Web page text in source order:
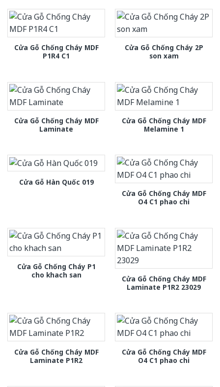
Cửa Gỗ Chống Cháy MDF
P1R4 C1
Cửa Gỗ Chống Cháy 2P
son xam
Cửa Gỗ Chống Cháy MDF
Laminate
Cửa Gỗ Chống Cháy MDF
Melamine 1
Cửa Gỗ Hàn Quốc 019
Cửa Gỗ Chống Cháy MDF
O4 C1 phao chi
Cửa Gỗ Chống Cháy P1
cho khach san
Cửa Gỗ Chống Cháy MDF
Laminate P1R2 23029
Cửa Gỗ Chống Cháy MDF
Laminate P1R2
Cửa Gỗ Chống Cháy MDF
O4 C1 phao chi